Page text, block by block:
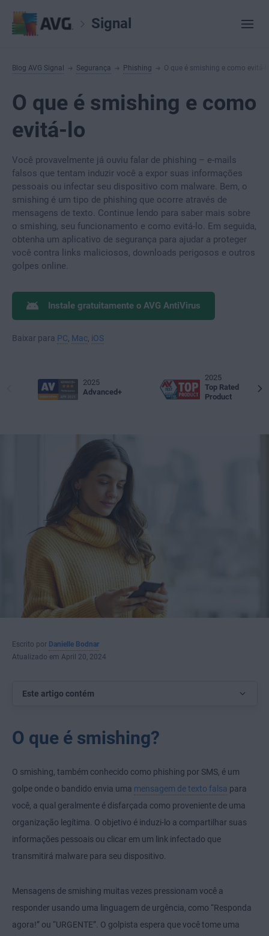
Signal
Blog AVG Signal Segurança Phishing O que é smishing e como evitá-
O que é smishing e como
evitá-lo
Você provavelmente já ouviu falar de phishing – e-mails
falsos que tentam induzir você a expor suas informações
pessoais ou infectar seu dispositivo com malware. Bem, o
smishing é um tipo de phishing que ocorre através de
mensagens de texto. Continue lendo para saber mais sobre
o smishing, seu funcionamento e como evitá-lo. Em seguida,
obtenha um aplicativo de segurança para ajudar a proteger
você contra links maliciosos, downloads perigosos e outros
golpes online.
Instale gratuitamente o AVG AntiVirus
Baixar para PC Mac iOS
2025
Advanced+
2025
Top Rated
Product
Escrito por Danielle Bodnar
Atualizado em April 20, 2024
Este artigo contém
O que é smishing?
O smishing, também conhecido como phishing por SMS, é um
golpe onde o bandido envia uma mensagem de texto falsa para
você, a qual geralmente é disfarçada como proveniente de uma
organização legítima. O objetivo é induzi-lo a compartilhar suas
informações pessoais ou clicar em um link infectado que
transmitirá malware para seu dispositivo.
Mensagens de smishing muitas vezes pressionam você a
responder usando uma linguagem de urgência, como “Responda
agora!” ou “URGENTE”. O golpista espera que você tome uma